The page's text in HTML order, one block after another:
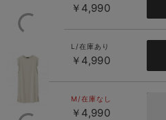
小柄ママも綺麗に着こ
トープ
￥4,990
L/在庫あり
￥4,990
M/在庫なし
￥4,990